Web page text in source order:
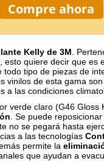
Compre ahora
Kelly de 3M .
esto quiere decir que es
todo tipo de piezas de
vinilos de esta gama
a las condiciones
verde claro (G46 Gloss
. Se puede
no se pegará hasta
a las tecnologías
permite la
que ayudan a